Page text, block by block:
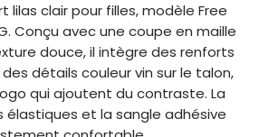
lilas clair pour filles, modèle Free
Conçu avec une coupe en maille
douce, il intègre des renforts
détails couleur vin sur le talon,
qui ajoutent du contraste. La
et la sangle adhésive